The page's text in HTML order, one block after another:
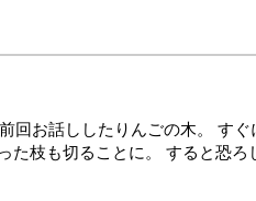
回お話ししたりんごの木。 す
た枝も切ることに。 すると恐